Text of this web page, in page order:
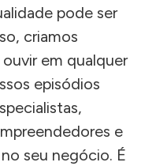
pode ser
criamos
em qualquer
episódios
e
seu negócio. É